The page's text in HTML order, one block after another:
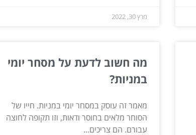
מרץ 30, 2022
מה חשוב לדעת על מסחר יומי
במניות?
מאמר זה עוסק במסחר יומי במניות. חייו של
הסוחר מלאים בחוסר ודאות, וזו תקופה לחוצה
עבורם. הם צריכים...